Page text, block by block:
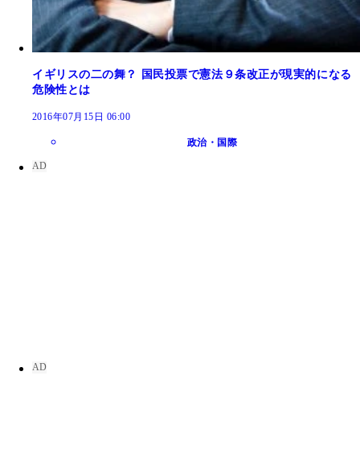
イギリスの二の舞？ 国民投票で憲法９条改正が現実的になる
危険性とは
2016年07月15日 06:00
政治・国際